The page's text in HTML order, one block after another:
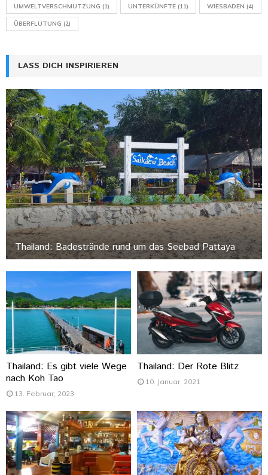
UMWELTVERSCHMUTZUNG (1) UNTERKÜNFTE (11) WIESBADEN (4)
ÜBERFLUTUNG (2)
LASS DICH INSPIRIEREN
Thailand: Badestrände rund um das Seebad Pattaya
Thailand: Es gibt viele Wege
nach Koh Tao
13. Februar, 2023
Thailand: Der Rote Blitz
10. Januar, 2021